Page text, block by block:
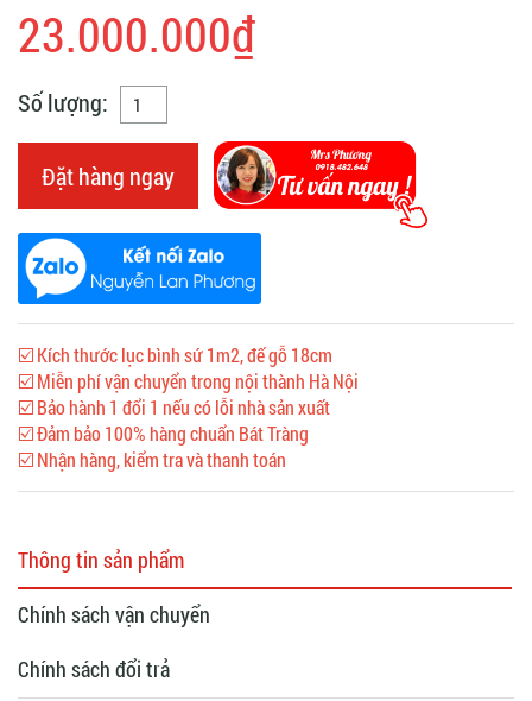
23.000.000₫
Số lượng:
Đặt hàng ngay
☑️ Kích thước lục bình sứ 1m2, đế gỗ 18cm
☑️ Miễn phí vận chuyển trong nội thành Hà Nội
☑️ Bảo hành 1 đổi 1 nếu có lỗi nhà sản xuất
☑️ Đảm bảo 100% hàng chuẩn Bát Tràng
☑️ Nhận hàng, kiểm tra và thanh toán
Thông tin sản phẩm
Chính sách vận chuyển
Chính sách đổi trả